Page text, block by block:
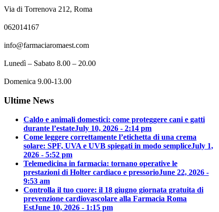
Via di Torrenova 212, Roma
062014167
info@farmaciaromaest.com
Lunedì – Sabato 8.00 – 20.00
Domenica 9.00-13.00
Ultime News
Caldo e animali domestici: come proteggere cani e gatti
durante l’estateJuly 10, 2026 - 2:14 pm
Come leggere correttamente l’etichetta di una crema
solare: SPF, UVA e UVB spiegati in modo sempliceJuly 1,
2026 - 5:52 pm
Telemedicina in farmacia: tornano operative le
prestazioni di Holter cardiaco e pressorioJune 22, 2026 -
9:53 am
Controlla il tuo cuore: il 18 giugno giornata gratuita di
prevenzione cardiovascolare alla Farmacia Roma
EstJune 10, 2026 - 1:15 pm